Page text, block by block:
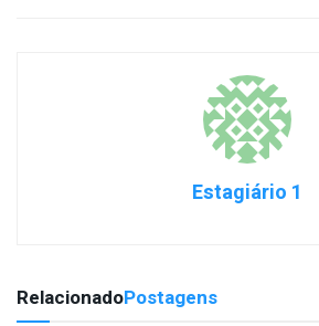
Estagiário 1
RelacionadoPostagens